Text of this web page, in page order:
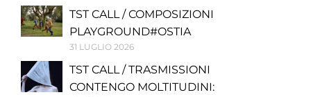
TST CALL / COMPOSIZIONI
PLAYGROUND#OSTIA
31 LUGLIO 2026
TST CALL / TRASMISSIONI
CONTENGO MOLTITUDINI: